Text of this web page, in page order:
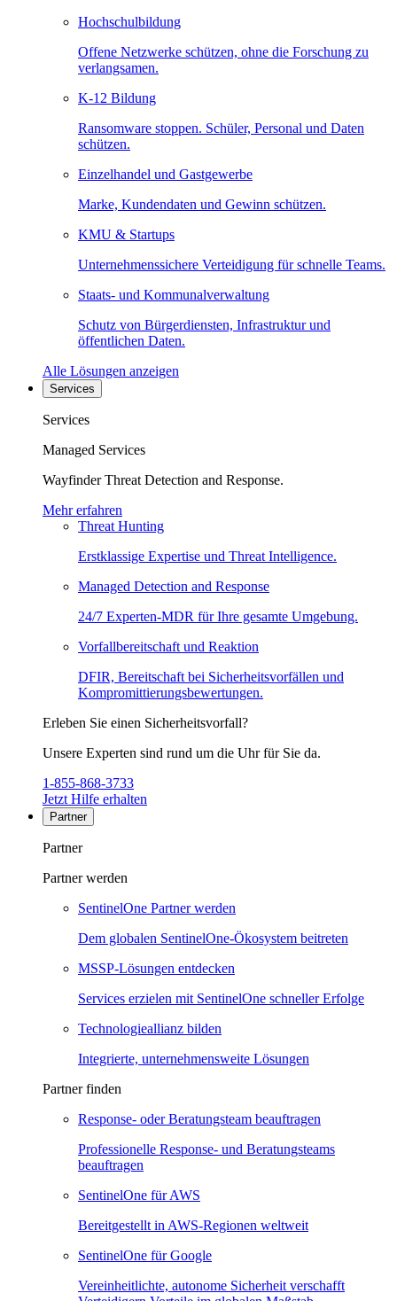
Hochschulbildung
Offene Netzwerke schützen, ohne die Forschung zu
verlangsamen.
K-12 Bildung
Ransomware stoppen. Schüler, Personal und Daten
schützen.
Einzelhandel und Gastgewerbe
Marke, Kundendaten und Gewinn schützen.
KMU & Startups
Unternehmenssichere Verteidigung für schnelle Teams.
Staats- und Kommunalverwaltung
Schutz von Bürgerdiensten, Infrastruktur und
öffentlichen Daten.
Alle Lösungen anzeigen
Services
Services
Managed Services
Wayfinder Threat Detection and Response.
Mehr erfahren
Threat Hunting
Erstklassige Expertise und Threat Intelligence.
Managed Detection and Response
24/7 Experten-MDR für Ihre gesamte Umgebung.
Vorfallbereitschaft und Reaktion
DFIR, Bereitschaft bei Sicherheitsvorfällen und
Kompromittierungsbewertungen.
Erleben Sie einen Sicherheitsvorfall?
Unsere Experten sind rund um die Uhr für Sie da.
1-855-868-3733
Jetzt Hilfe erhalten
Partner
Partner
Partner werden
SentinelOne Partner werden
Dem globalen SentinelOne-Ökosystem beitreten
MSSP-Lösungen entdecken
Services erzielen mit SentinelOne schneller Erfolge
Technologieallianz bilden
Integrierte, unternehmensweite Lösungen
Partner finden
Response- oder Beratungsteam beauftragen
Professionelle Response- und Beratungsteams
beauftragen
SentinelOne für AWS
Bereitgestellt in AWS-Regionen weltweit
SentinelOne für Google
Vereinheitlichte, autonome Sicherheit verschafft